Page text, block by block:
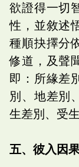
欲證得一切
性，並敘述
種順抉擇分
修道，及聲
即：所緣差
別、地差別
生差別、受
五、彼入因